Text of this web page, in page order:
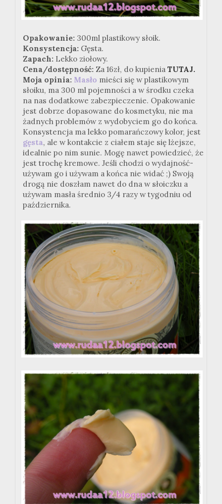
Opakowanie: 300ml plastikowy słoik.
Konsystencja: Gęsta.
Zapach: Lekko ziołowy.
Cena/dostępność: Za 16zł, do kupienia TUTAJ.
Moja opinia: Masło mieści się w plastikowym
słoiku, ma 300 ml pojemności a w środku czeka
na nas dodatkowe zabezpieczenie. Opakowanie
jest dobrze dopasowane do kosmetyku, nie ma
żadnych problemów z wydobyciem go do końca.
Konsystencja ma lekko pomarańczowy kolor, jest
gęsta, ale w kontakcie z ciałem staje się lżejsze,
idealnie po nim sunie. Mogę nawet powiedzieć, że
jest trochę kremowe. Jeśli chodzi o wydajność-
używam go i używam a końca nie widać ;) Swoją
drogą nie doszłam nawet do dna w słoiczku a
używam masła średnio 3/4 razy w tygodniu od
października.